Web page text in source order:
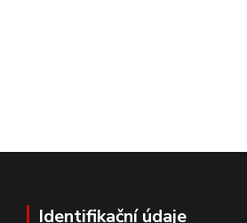
Identifikační údaje